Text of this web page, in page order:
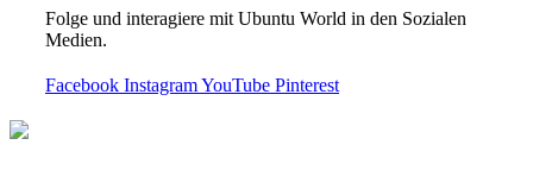
Folge und interagiere mit Ubuntu World in den Sozialen
Medien.
Facebook InstagramYouTube Pinterest